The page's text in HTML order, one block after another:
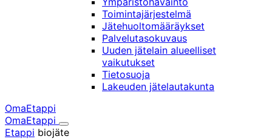
Toimintajärjestelmä
Jätehuoltomääräykset
Palvelutasokuvaus
Uuden jätelain alueelliset
vaikutukset
Tietosuoja
Lakeuden jätelautakunta
OmaEtappi
OmaEtappi
Haku
Olet
Etappi biojäte